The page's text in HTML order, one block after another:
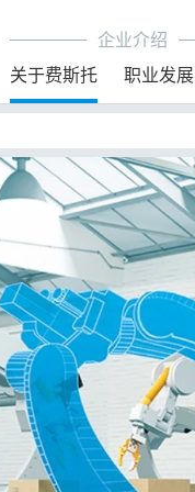
企业介绍
关于费斯托
职业发展